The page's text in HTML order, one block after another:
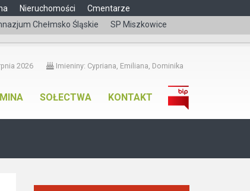
Chełmsko Śląskie SP Miszkowice
Nieruchomości Cmentarze
čeština
2026 Imieniny: Cypriana, Emiliana, Dominika
SOŁECTWA KONTAKT